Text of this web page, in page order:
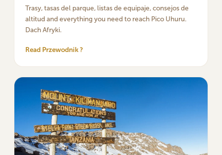
Trasy, tasas del parque, listas de equipaje, consejos de
altitud and everything you need to reach Pico Uhuru.
Dach Afryki.
Read Przewodnik ?